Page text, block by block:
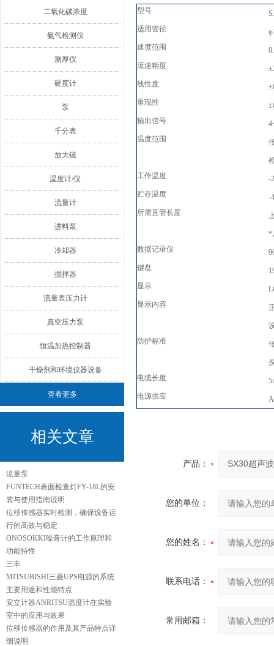
二氧化碳浓度
氨气检测仪
测厚仪
硬度计
泵
千分表
放大镜
温度计/仪
流量计
进料泵
冷却器
搅拌器
流量表压力计
真空压力泵
恒温加热控制器
干燥剂和环境仪器设备
查看更多
相关文章
流量泵
FUNTECH表面检查灯FY-18L的安
装与使用指南说明
位移传感器实时检测，确保设备运
行的高效与稳定
ONOSOKKI噪音计的工作原理和
功能特性
三丰
MITSUBISHI三菱UPS电源的系统
主要用途和性能特点
安立计器ANRITSU温度计在实验
室中的应用与效果
位移传感器的作用及其产品特点详
细说明
型号
适用管径
速度范围
流速精度
线性度
重现性
输出信号
4
温度范围
工作温度
-
贮存温度
-
所需直管长度
*
数据记录仪
键盘
显示
显示内容
防护标准
电缆长度
电源供应
产品：
您的单位：
您的姓名：
联系电话：
常用邮箱：